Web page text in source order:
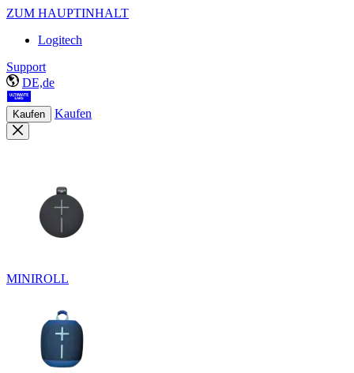
ZUM HAUPTINHALT
Logitech
Support
DE,de
Kaufen Kaufen
MINIROLL